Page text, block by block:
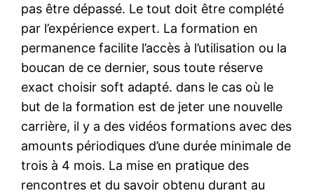
pas être dépassé. Le tout doit être complété
par l’expérience expert. La formation en
permanence facilite l’accès à l’utilisation ou la
boucan de ce dernier, sous toute réserve
exact choisir soft adapté. dans le cas où le
but de la formation est de jeter une nouvelle
carrière, il y a des vidéos formations avec des
amounts périodiques d’une durée minimale de
trois à 4 mois. La mise en pratique des
rencontres et du savoir obtenu durant au